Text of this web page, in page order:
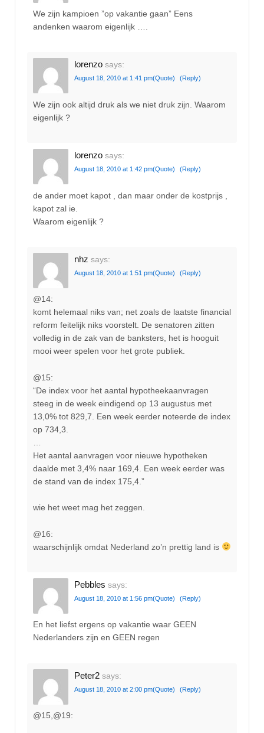
We zijn kampioen ”op vakantie gaan” Eens
andenken waarom eigenlijk ….
lorenzo says:
August 18, 2010 at 1:41 pm(Quote) (Reply)
We zijn ook altijd druk als we niet druk zijn. Waarom
eigenlijk ?
lorenzo says:
August 18, 2010 at 1:42 pm(Quote) (Reply)
de ander moet kapot , dan maar onder de kostprijs ,
kapot zal ie.
Waarom eigenlijk ?
nhz says:
August 18, 2010 at 1:51 pm(Quote) (Reply)
@14:
komt helemaal niks van; net zoals de laatste financial
reform feitelijk niks voorstelt. De senatoren zitten
volledig in de zak van de banksters, het is hooguit
mooi weer spelen voor het grote publiek.
@15:
“De index voor het aantal hypotheekaanvragen
steeg in de week eindigend op 13 augustus met
13,0% tot 829,7. Een week eerder noteerde de index
op 734,3.
Het aantal aanvragen voor nieuwe hypotheken
daalde met 3,4% naar 169,4. Een week eerder was
de stand van de index 175,4.”
wie het weet mag het zeggen.
@16:
waarschijnlijk omdat Nederland zo’n prettig land is
Pebbles says:
August 18, 2010 at 1:56 pm(Quote) (Reply)
En het liefst ergens op vakantie waar GEEN
Nederlanders zijn en GEEN regen
Peter2 says:
August 18, 2010 at 2:00 pm(Quote) (Reply)
@15,@19: